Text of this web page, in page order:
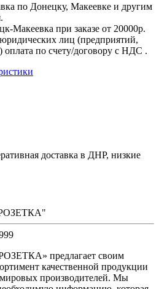
по Донецку, Макеевке и другим
Макеевка при заказе от 20000р.
лиц (предприятий,
по счету/договору с НДС .
доставка в ДНР, низкие
предлагает своим
качественной продукции
производителей. Мы